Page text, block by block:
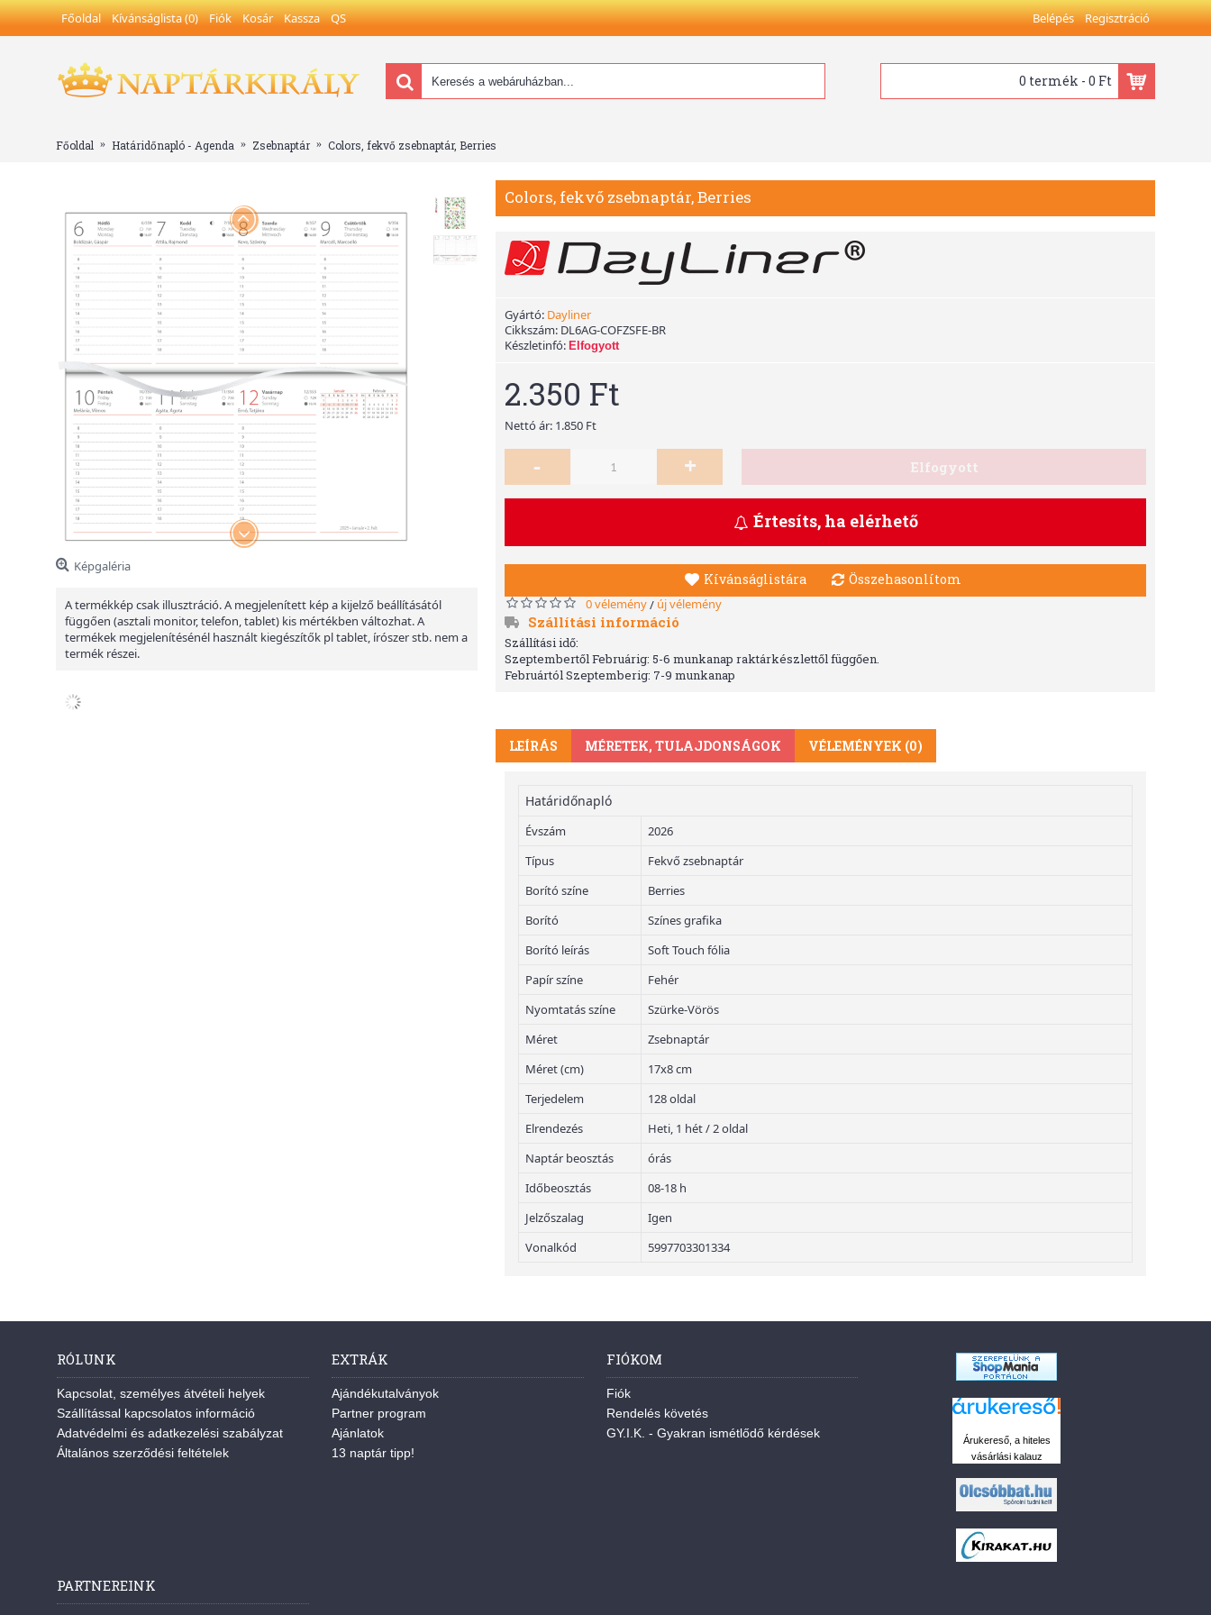
Főoldal Kívánságlista (0) Fiók Kosár Kassza QS Belépés Regisztráció
0 termék - 0 Ft
Főoldal Határidőnapló - Agenda Zsebnaptár Colors, fekvő zsebnaptár, Berries
Képgaléria
A termékkép csak illusztráció. A megjelenített kép a kijelző beállításától
függően (asztali monitor, telefon, tablet) kis mértékben változhat. A
termékek megjelenítésénél használt kiegészítők pl tablet, írószer stb. nem a
termék részei.
Colors, fekvő zsebnaptár, Berries
Gyártó: Dayliner
Cikkszám: DL6AG-COFZSFE-BR
Készletinfó: Elfogyott
2.350 Ft
Nettó ár: 1.850 Ft
- + Elfogyott
Értesíts, ha elérhető
Kívánságlistára Összehasonlítom
0 vélemény/ új vélemény
Szállítási információ
Szállítási idő:
Szeptembertől Februárig: 5-6 munkanap raktárkészlettől függően.
Februártól Szeptemberig: 7-9 munkanap
LEÍRÁS MÉRETEK, TULAJDONSÁGOK VÉLEMÉNYEK (0)
Határidőnapló
Évszám
2026
Típus
Fekvő zsebnaptár
Borító színe
Berries
Borító
Színes grafika
Borító leírás
Soft Touch fólia
Papír színe
Fehér
Nyomtatás színe
Szürke-Vörös
Méret
Zsebnaptár
Méret (cm)
17x8 cm
Terjedelem
128 oldal
Elrendezés
Heti, 1 hét / 2 oldal
Naptár beosztás
órás
Időbeosztás
08-18 h
Jelzőszalag
Igen
Vonalkód
5997703301334
RÓLUNK
Kapcsolat, személyes átvételi helyek
Szállítással kapcsolatos információ
Adatvédelmi és adatkezelési szabályzat
Általános szerződési feltételek
EXTRÁK
Ajándékutalványok
Partner program
Ajánlatok
13 naptár tipp!
FIÓKOM
Fiók
Rendelés követés
GY.I.K. - Gyakran ismétlődő kérdések
Árukereső, a hiteles
vásárlási kalauz
PARTNEREINK